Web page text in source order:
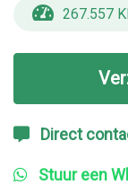
267.557
Direct
Stuur een